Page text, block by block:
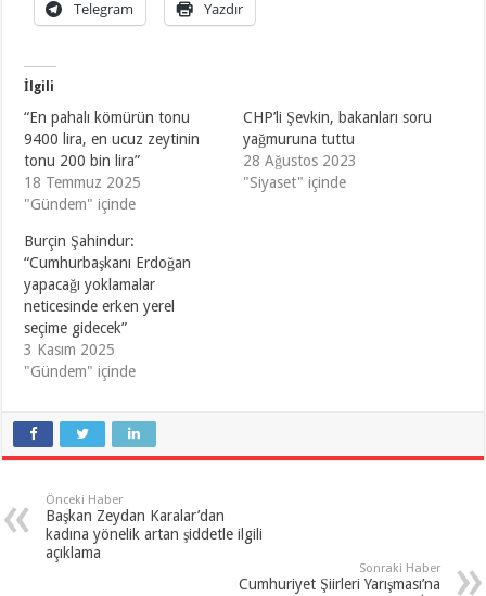
Telegram Yazdır
İlgili
“En pahalı kömürün tonu
9400 lira, en ucuz zeytinin
tonu 200 bin lira”
18 Temmuz 2025
"Gündem" içinde
CHP’li Şevkin, bakanları soru
yağmuruna tuttu
28 Ağustos 2023
"Siyaset" içinde
Burçin Şahindur:
“Cumhurbaşkanı Erdoğan
yapacağı yoklamalar
neticesinde erken yerel
seçime gidecek”
3 Kasım 2025
"Gündem" içinde
Önceki Haber
Başkan Zeydan Karalar’dan
kadına yönelik artan şiddetle ilgili
açıklama
Sonraki Haber
Cumhuriyet Şiirleri Yarışması’na